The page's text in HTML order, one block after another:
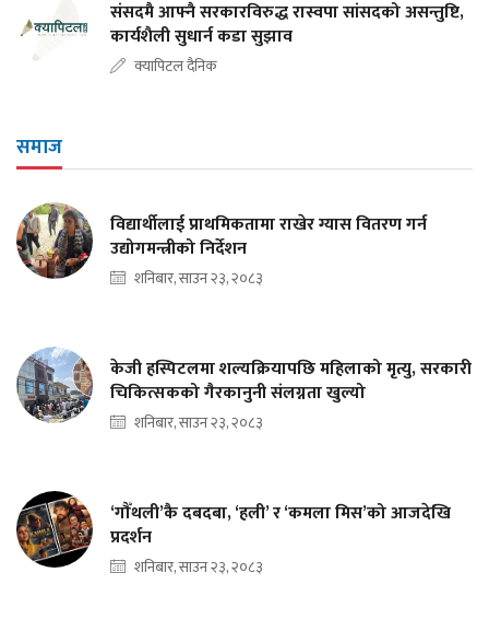
संसदमै आफ्नै सरकारविरुद्ध रास्वपा सांसदको असन्तुष्टि,
कार्यशैली सुधार्न कडा सुझाव
क्यापिटल दैनिक
समाज
विद्यार्थीलाई प्राथमिकतामा राखेर ग्यास वितरण गर्न
उद्योगमन्त्रीको निर्देशन
शनिबार, साउन २३, २०८३
केजी हस्पिटलमा शल्यक्रियापछि महिलाको मृत्यु, सरकारी
चिकित्सकको गैरकानुनी संलग्नता खुल्यो
शनिबार, साउन २३, २०८३
‘गौँथली’कै दबदबा, ‘हली’ र ‘कमला मिस’को आजदेखि
प्रदर्शन
शनिबार, साउन २३, २०८३